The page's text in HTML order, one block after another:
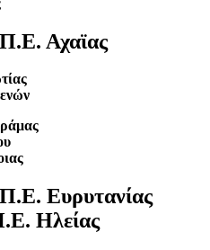
Αχαϊας
Ευρυτανίας
Ηλείας